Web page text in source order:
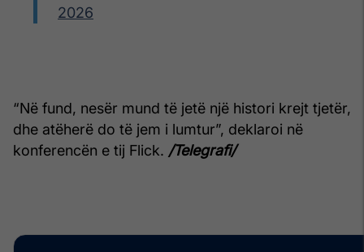
2026
“Në fund, nesër mund të jetë një histori krejt tjetër,
dhe atëherë do të jem i lumtur”, deklaroi në
konferencën e tij Flick. /Telegrafi/